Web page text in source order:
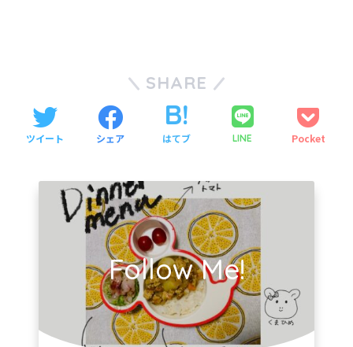
SHARE
ツイート シェア はてブ LINE Pocket
Follow Me!